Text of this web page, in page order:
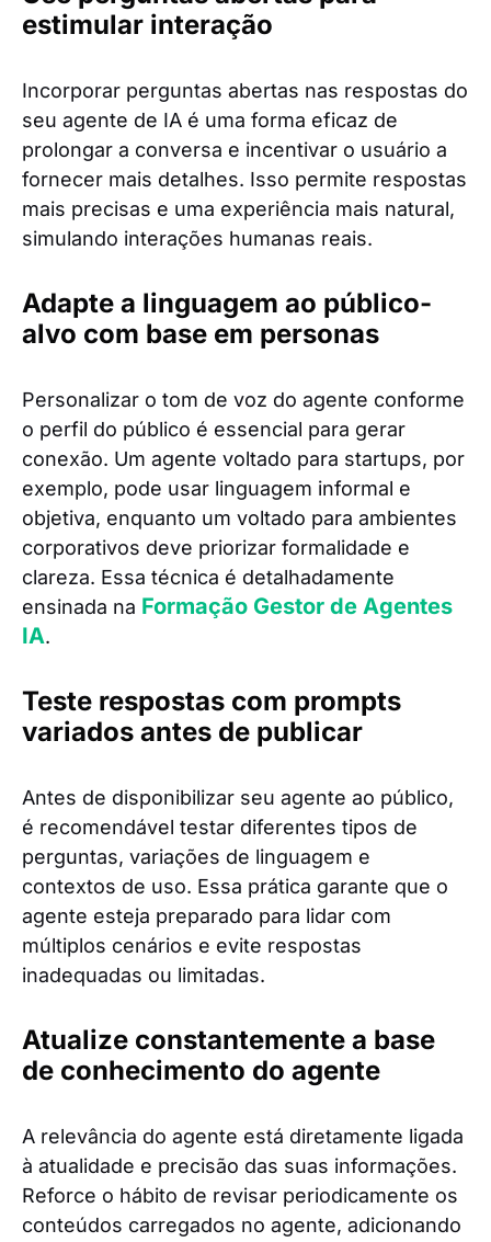
estimular interação
Incorporar perguntas abertas nas respostas do
seu agente de IA é uma forma eficaz de
prolongar a conversa e incentivar o usuário a
fornecer mais detalhes. Isso permite respostas
mais precisas e uma experiência mais natural,
simulando interações humanas reais.
Adapte a linguagem ao público-
alvo com base em personas
Personalizar o tom de voz do agente conforme
o perfil do público é essencial para gerar
conexão. Um agente voltado para startups, por
exemplo, pode usar linguagem informal e
objetiva, enquanto um voltado para ambientes
corporativos deve priorizar formalidade e
clareza. Essa técnica é detalhadamente
ensinada na Formação Gestor de Agentes
IA.
Teste respostas com prompts
variados antes de publicar
Antes de disponibilizar seu agente ao público,
é recomendável testar diferentes tipos de
perguntas, variações de linguagem e
contextos de uso. Essa prática garante que o
agente esteja preparado para lidar com
múltiplos cenários e evite respostas
inadequadas ou limitadas.
Atualize constantemente a base
de conhecimento do agente
A relevância do agente está diretamente ligada
à atualidade e precisão das suas informações.
Reforce o hábito de revisar periodicamente os
conteúdos carregados no agente, adicionando